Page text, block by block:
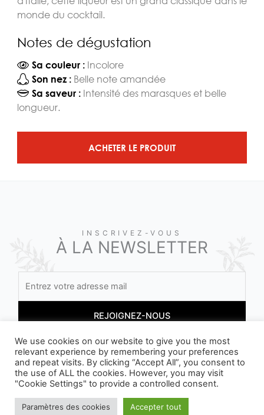
monde du cocktail.
Notes de dégustation
Sa couleur : Incolore
Son nez : Belle note amandée
Sa saveur : Intensité des marasques et belle
longueur.
ACHETER LE PRODUIT
INSCRIVEZ-VOUS
À LA NEWSLETTER
En vous inscrivant, vous acceptez nos conditions
We use cookies on our website to give you the most
relevant experience by remembering your preferences
and repeat visits. By clicking “Accept All”, you consent to
the use of ALL the cookies. However, you may visit
"Cookie Settings" to provide a controlled consent.
Paramètres des cookies Accepter tout